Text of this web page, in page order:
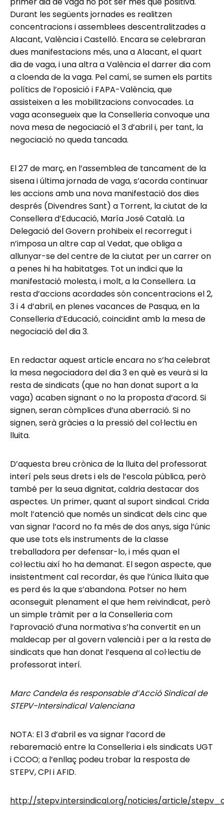
Durant les següents jornades es realitzen
concentracions i assemblees descentralitzades a
Alacant, València i Castelló. Encara se celebraran
dues manifestacions més, una a Alacant, el quart
dia de vaga, i una altra a València el darrer dia com
a cloenda de la vaga. Pel camí, se sumen els partits
polítics de l’oposició i FAPA-València, que
assisteixen a les mobilitzacions convocades. La
vaga aconsegueix que la Conselleria convoque una
nova mesa de negociació el 3 d’abril i, per tant, la
negociació no queda tancada.
El 27 de març, en l’assemblea de tancament de la
sisena i última jornada de vaga, s’acorda continuar
les accions amb una nova manifestació dos dies
després (Divendres Sant) a Torrent, la ciutat de la
Consellera d’Educació, María José Català. La
Delegació del Govern prohibeix el recorregut i
n’imposa un altre cap al Vedat, que obliga a
allunyar-se del centre de la ciutat per un carrer on
a penes hi ha habitatges. Tot un indici que la
manifestació molesta, i molt, a la Consellera. La
resta d’accions acordades són concentracions el 2,
3 i 4 d’abril, en plenes vacances de Pasqua, en la
Conselleria d’Educació, coincidint amb la mesa de
negociació del dia 3.
En redactar aquest article encara no s’ha celebrat
la mesa negociadora del dia 3 en què es veurà si la
resta de sindicats (que no han donat suport a la
vaga) acaben signant o no la proposta d’acord. Si
signen, seran còmplices d’una aberració. Si no
signen, serà gràcies a la pressió del col·lectiu en
lluita.
D’aquesta breu crònica de la lluita del professorat
interí pels seus drets i els de l’escola pública, però
també per la seua dignitat, caldria destacar dos
aspectes. Un primer, quant al suport sindical. Crida
molt l’atenció que només un sindicat dels cinc que
van signar l’acord no fa més de dos anys, siga l’únic
que use tots els instruments de la classe
treballadora per defensar-lo, i més quan el
col·lectiu així ho ha demanat. El segon aspecte, que
insistentment cal recordar, és que l’única lluita que
es perd és la que s’abandona. Potser no hem
aconseguit plenament el que hem reivindicat, però
un simple tràmit per a la Conselleria com
l’aprovació d’una normativa s’ha convertit en un
maldecap per al govern valencià i per a la resta de
sindicats que han donat l’esquena al col·lectiu de
professorat interí.
Marc Candela és responsable d’Acció Sindical de
STEPV-Intersindical Valenciana
NOTA: El 3 d’abril es va signar l’acord de
rebaremació entre la Conselleria i els sindicats UGT
i CCOO; a l’enllaç podeu trobar la resposta de
STEPV, CPI i AFID.
http://stepv.intersindical.org/noticies/article/